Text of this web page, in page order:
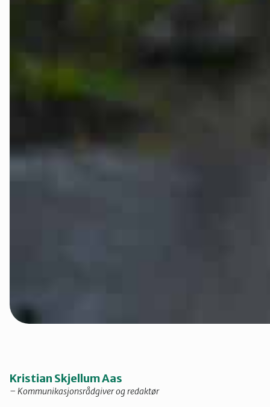
Kristian Skjellum Aas
– Kommunikasjonsrådgiver og redaktør